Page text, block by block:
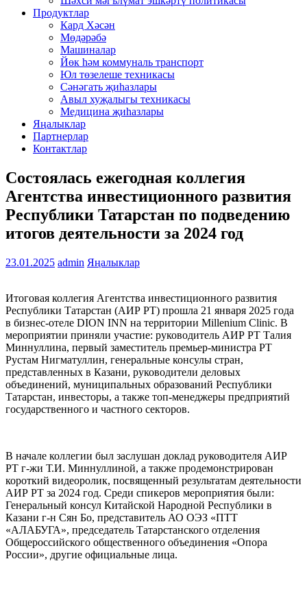
Продуктлар
Кард Хәсән
Мөдәрәбә
Машиналар
Йөк һәм коммуналь транспорт
Юл төзелеше техникасы
Сәнәгать җиһазлары
Авыл хуҗалыгы техникасы
Медицина җиһазлары
Яңалыклар
Партнерлар
Контактлар
Состоялась ежегодная коллегия
Агентства инвестиционного развития
Республики Татарстан по подведению
итогов деятельности за 2024 год
23.01.2025 admin Яңалыклар
Итоговая коллегия Агентства инвестиционного развития
Республики Татарстан (АИР РТ) прошла 21 января 2025 года
в бизнес-отеле DION INN на территории Millenium Clinic. В
мероприятии приняли участие: руководитель АИР РТ Талия
Миннуллина, первый заместитель премьер-министра РТ
Рустам Нигматуллин, генеральные консулы стран,
представленных в Казани, руководители деловых
объединений, муниципальных образований Республики
Татарстан, инвесторы, а также топ-менеджеры предприятий
государственного и частного секторов.
В начале коллегии был заслушан доклад руководителя АИР
РТ г-жи Т.И. Миннуллиной, а также продемонстрирован
короткий видеоролик, посвященный результатам деятельности
АИР РТ за 2024 год. Среди спикеров мероприятия были:
Генеральный консул Китайской Народной Республики в
Казани г-н Сян Бо, представитель АО ОЭЗ «ПТТ
«АЛАБУГА», председатель Татарстанского отделения
Общероссийского общественного объединения «Опора
России», другие официальные лица.